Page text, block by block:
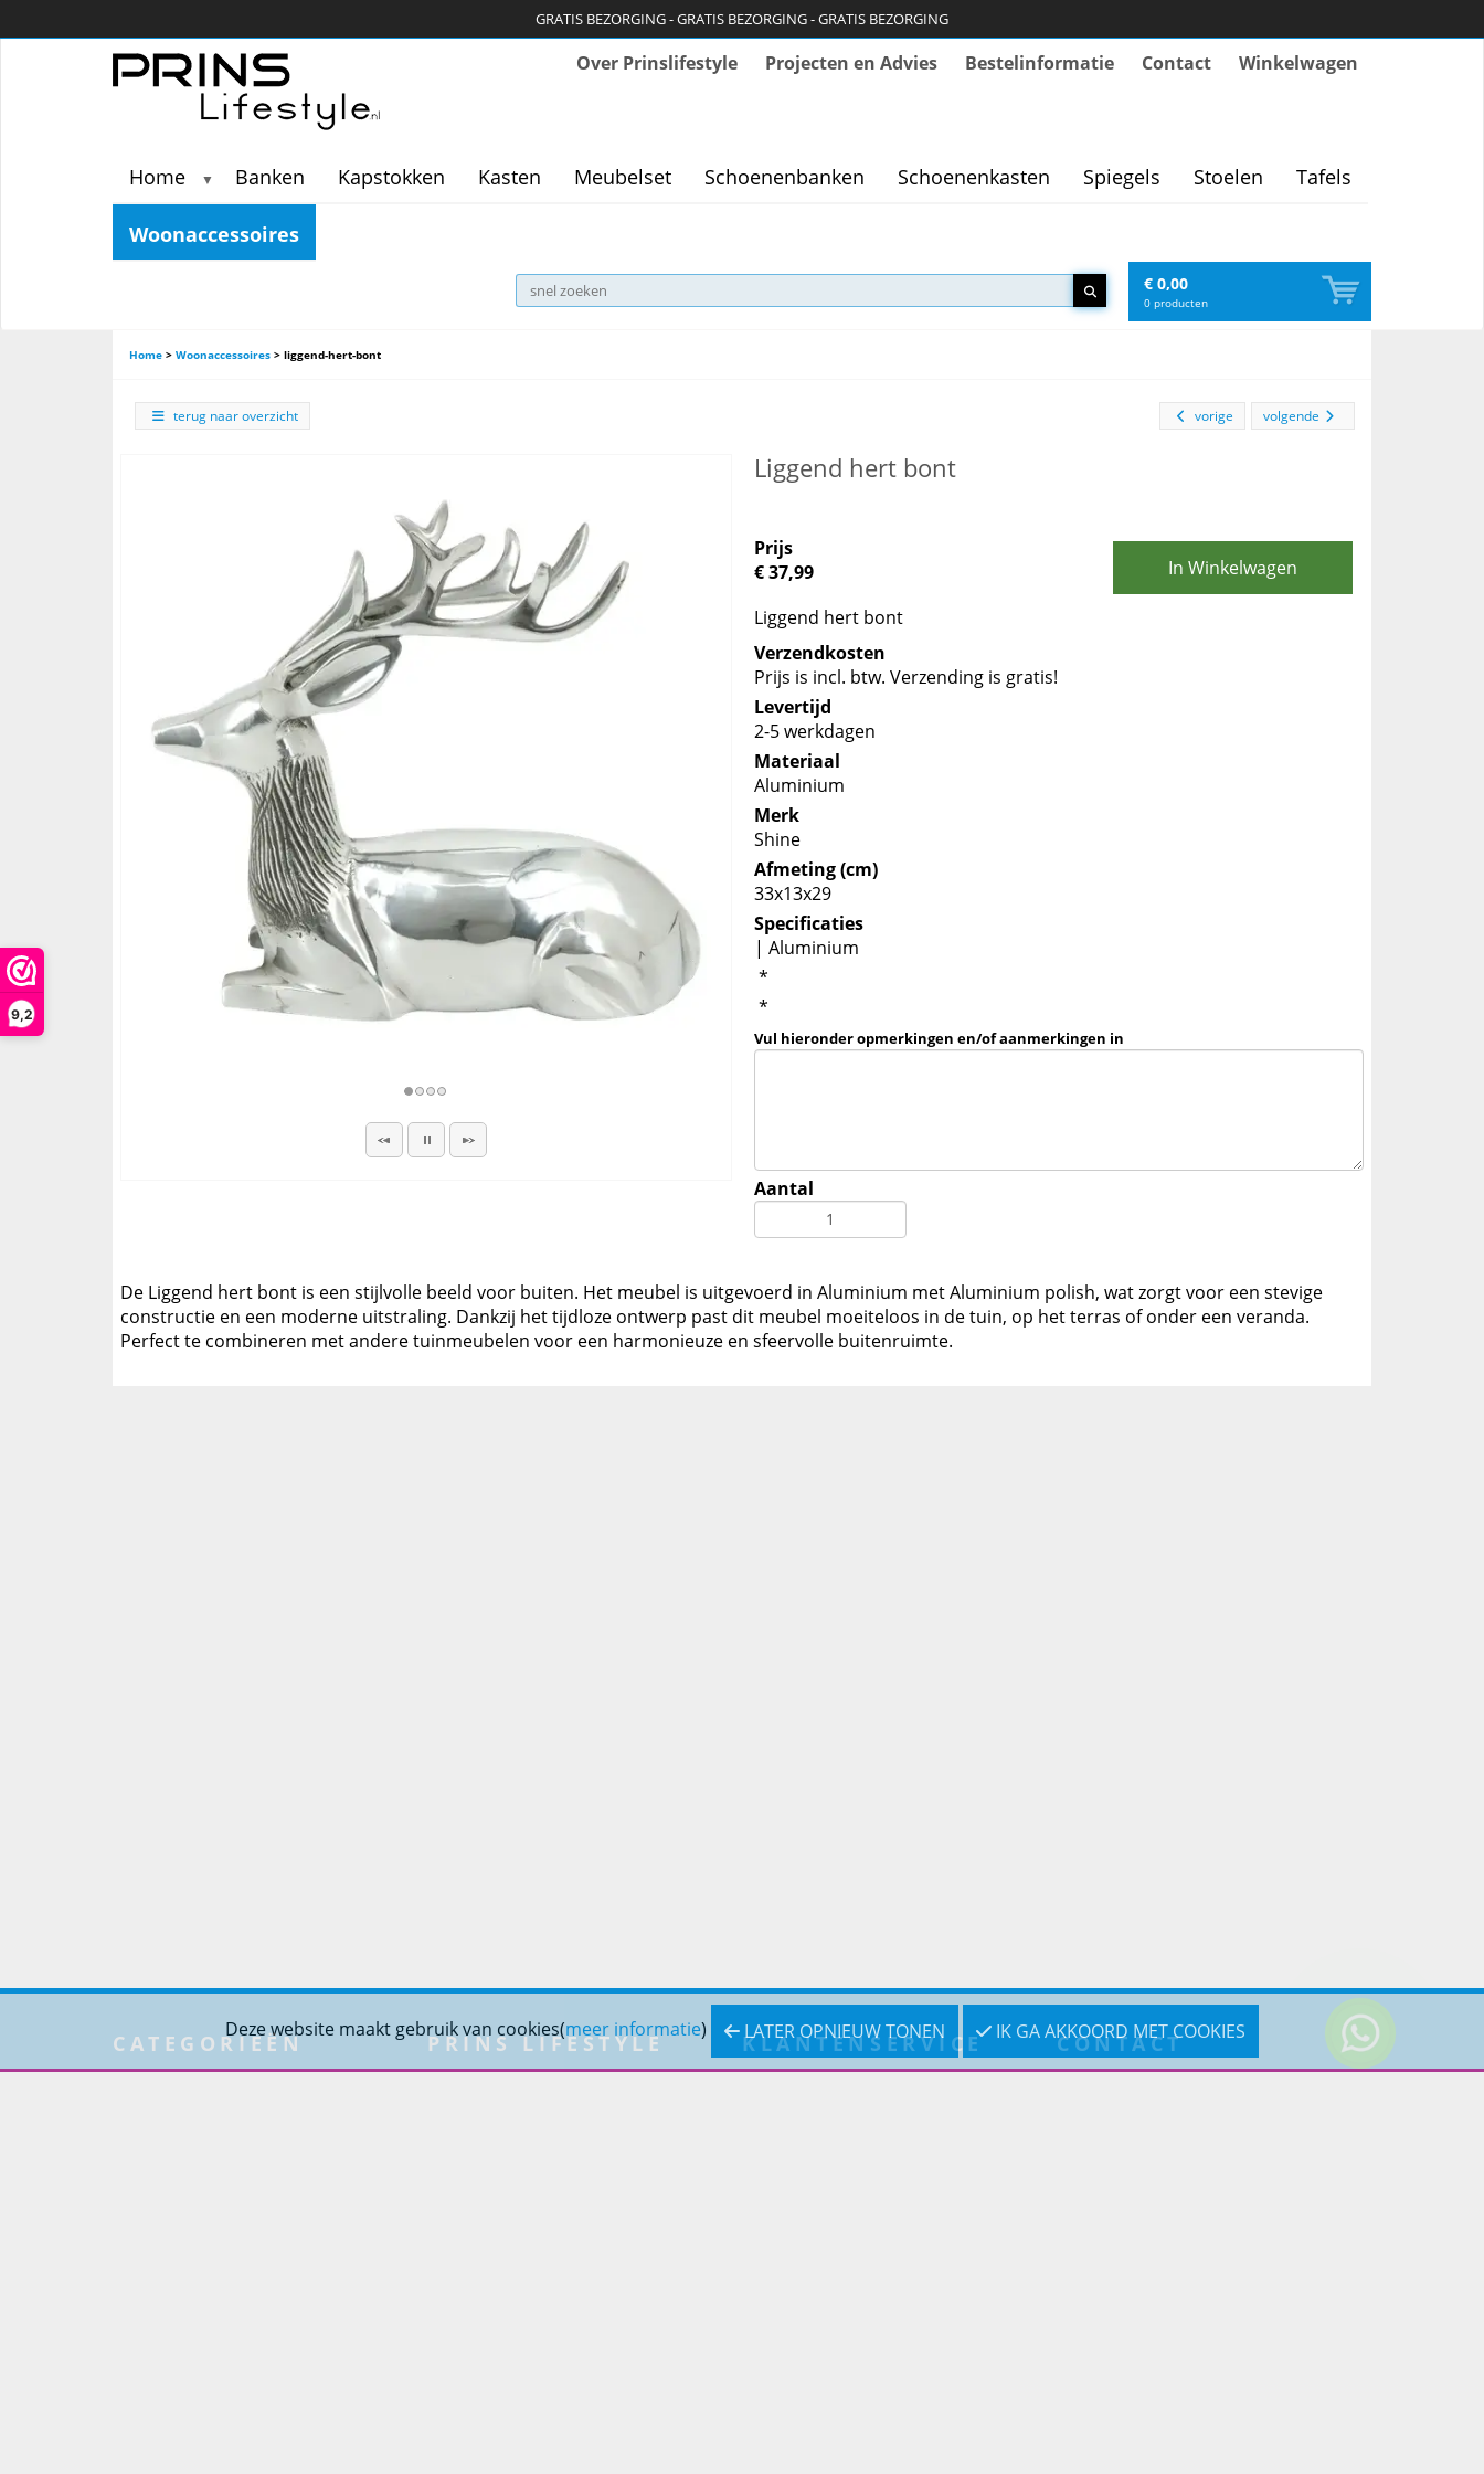
9,2
GRATIS BEZORGING - GRATIS BEZORGING - GRATIS BEZORGING
Over Prinslifestyle Projecten en Advies Bestelinformatie Contact Winkelwagen
Home ▼ Banken Kapstokken Kasten Meubelset Schoenenbanken Schoenenkasten Spiegels Stoelen Tafels
Woonaccessoires
€ 0,00
0 producten
Home > Woonaccessoires > liggend-hert-bont
terug naar overzicht volgende
vorige
Liggend hert bont
Prijs
€ 37,99
In Winkelwagen
Liggend hert bont
Verzendkosten
Prijs is incl. btw. Verzending is gratis!
Levertijd
2-5 werkdagen
Materiaal
Aluminium
Merk
Shine
Afmeting (cm)
33x13x29
Specificaties
| Aluminium
*
*
Vul hieronder opmerkingen en/of aanmerkingen in
Aantal
De Liggend hert bont is een stijlvolle beeld voor buiten. Het meubel is uitgevoerd in Aluminium met Aluminium polish, wat zorgt voor een stevige
constructie en een moderne uitstraling. Dankzij het tijdloze ontwerp past dit meubel moeiteloos in de tuin, op het terras of onder een veranda.
Perfect te combineren met andere tuinmeubelen voor een harmonieuze en sfeervolle buitenruimte.
Deze website maakt gebruik van cookies(meer informatie) LATER OPNIEUW TONEN IK GA AKKOORD MET COOKIES
CATEGORIEËN PRINS LIFESTYLE KLANTENSERVICE CONTACT